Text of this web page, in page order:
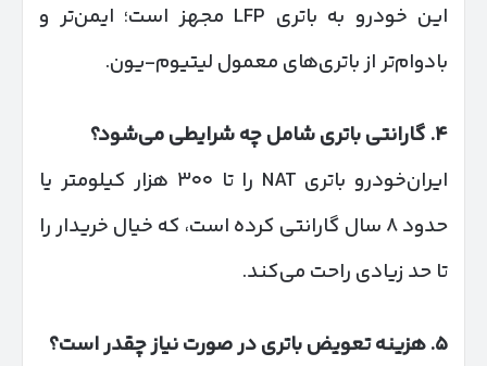
این خودرو به باتری LFP مجهز است؛ ایمن‌تر و
بادوام‌تر از باتری‌های معمول لیتیوم-یون.
۴. گارانتی باتری شامل چه شرایطی می‌شود؟
ایران‌خودرو باتری NAT را تا ۳۰۰ هزار کیلومتر یا
حدود ۸ سال گارانتی کرده است، که خیال خریدار را
تا حد زیادی راحت می‌کند.
۵.هزینه تعویض باتری در صورت نیاز چقدر است؟